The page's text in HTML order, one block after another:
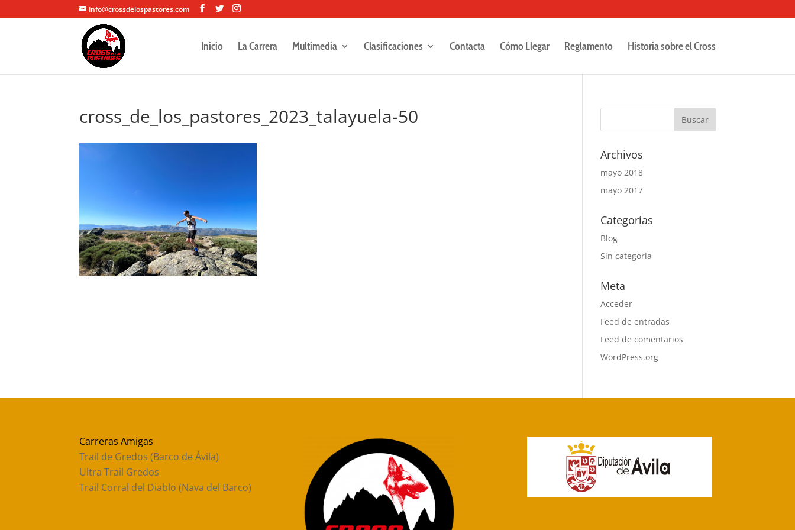
info@crossdelospastores.com
Inicio La Carrera Multimedia Clasificaciones Contacta Cómo Llegar Reglamento Historia sobre el Cross
cross_de_los_pastores_2023_talayuela-50
Archivos
mayo 2018
mayo 2017
Categorías
Blog
Sin categoría
Meta
Acceder
Feed de entradas
Feed de comentarios
WordPress.org
Carreras Amigas
Trail de Gredos (Barco de Ávila)
Ultra Trail Gredos
Trail Corral del Diablo (Nava del Barco)